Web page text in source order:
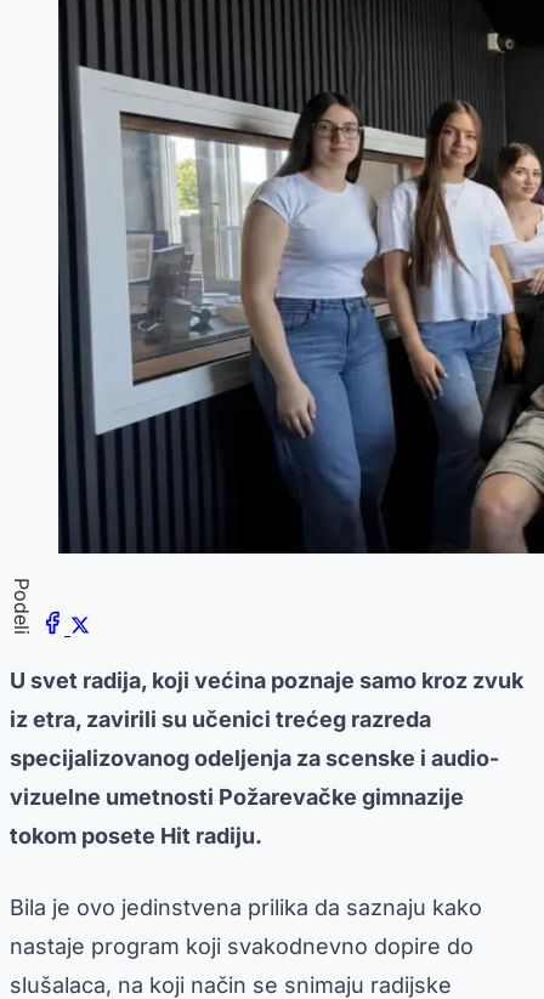
Podeli
U svet radija, koji većina poznaje samo kroz zvuk
iz etra, zavirili su učenici trećeg razreda
specijalizovanog odeljenja za scenske i audio-
vizuelne umetnosti Požarevačke gimnazije
tokom posete Hit radiju.
Bila je ovo jedinstvena prilika da saznaju kako
nastaje program koji svakodnevno dopire do
slušalaca, na koji način se snimaju radijske